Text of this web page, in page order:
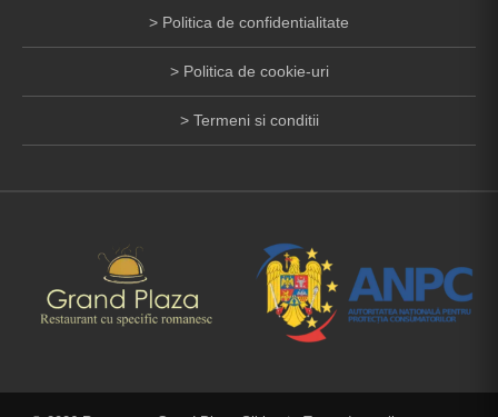
Politica de confidentialitate
Politica de cookie-uri
Termeni si conditii